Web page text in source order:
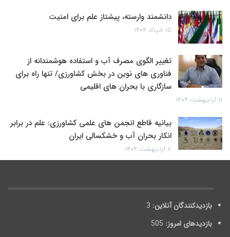
دانشمند وارسته، پیشتاز علم برای امنیت
۱۵ خرداد ۱۴۰۴
تغییر الگوی مصرف آب و استفاده هوشمندانه از
فناوری های نوین در بخش کشاورزی/ تنها راه برای
سازگاری با بحران های اقلیمی
۱۱ اردیبهشت ۱۴۰۴
بیانیه قاطع انجمن های علمی کشاورزی: علم در برابر
انکار بحران آب و خشکسالی ایران
۸ اردیبهشت ۱۴۰۴
بازدیدکنندگان آنلاین: 3
بازدیدهای امروز: 505